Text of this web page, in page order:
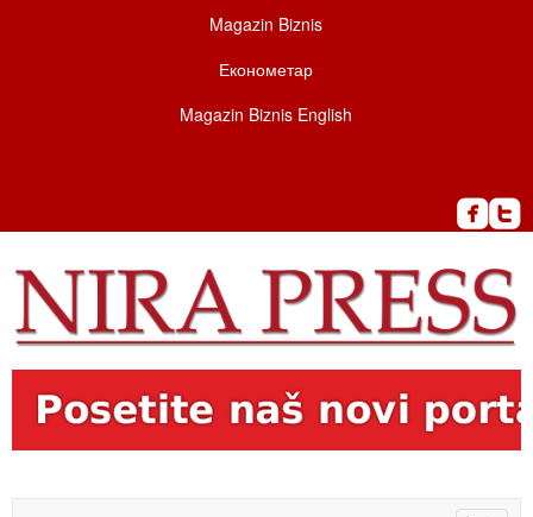
Magazin Biznis
Економетар
Magazin Biznis English